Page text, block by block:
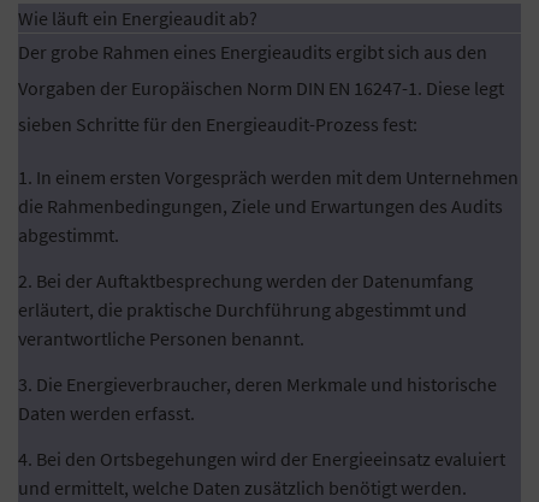
Wie läuft ein Energieaudit ab?
Der grobe Rahmen eines Energieaudits ergibt sich aus den
Vorgaben der Europäischen Norm DIN EN 16247-1. Diese legt
sieben Schritte für den Energieaudit-Prozess fest:
In einem ersten Vorgespräch werden mit dem Unternehmen
die Rahmenbedingungen, Ziele und Erwartungen des Audits
abgestimmt.
Bei der Auftaktbesprechung werden der Datenumfang
erläutert, die praktische Durchführung abgestimmt und
verantwortliche Personen benannt.
Die Energieverbraucher, deren Merkmale und historische
Daten werden erfasst.
Bei den Ortsbegehungen wird der Energieeinsatz evaluiert
und ermittelt, welche Daten zusätzlich benötigt werden.